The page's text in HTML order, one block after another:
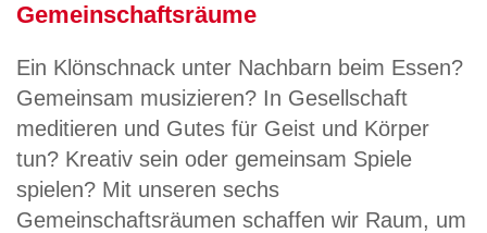
Gemeinschaftsräume
Ein Klönschnack unter Nachbarn beim Essen?
Gemeinsam musizieren? In Gesellschaft
meditieren und Gutes für Geist und Körper
tun? Kreativ sein oder gemeinsam Spiele
spielen? Mit unseren sechs
Gemeinschaftsräumen schaffen wir Raum, um